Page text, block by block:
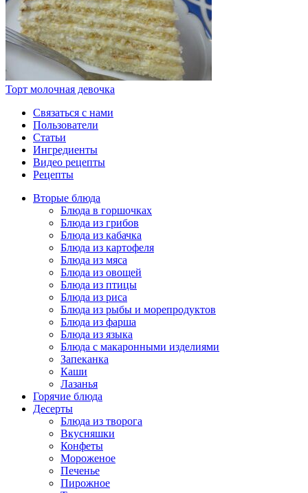
Торт молочная девочка
Связаться с нами
Пользователи
Статьи
Ингредиенты
Видео рецепты
Рецепты
Вторые блюда
Блюда в горшочках
Блюда из грибов
Блюда из кабачка
Блюда из картофеля
Блюда из мяса
Блюда из овощей
Блюда из птицы
Блюда из риса
Блюда из рыбы и морепродуктов
Блюда из фарша
Блюда из языка
Блюда с макаронными изделиями
Запеканка
Каши
Лазанья
Горячие блюда
Десерты
Блюда из творога
Вкусняшки
Конфеты
Мороженое
Печенье
Пирожное